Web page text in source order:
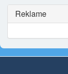
Reklame